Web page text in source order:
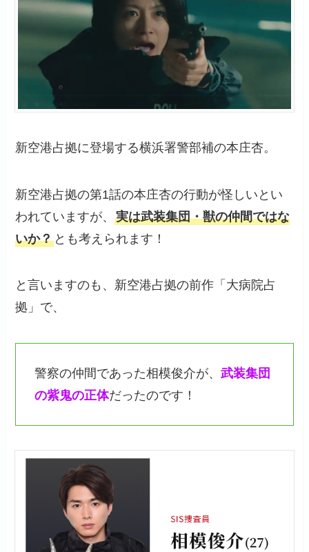
新空港占拠に登場する横浜署警部補の本庄杏。
新空港占拠の第1話の本庄杏の行動が怪しいとい
われていますが、実は武装集団・獣の仲間ではな
いか？ とも考えられます！
と言いますのも、新空港占拠の前作「大病院占
拠」で、
警察の仲間であった相模俊介が、武装集団
の紫鬼の正体だったのです！